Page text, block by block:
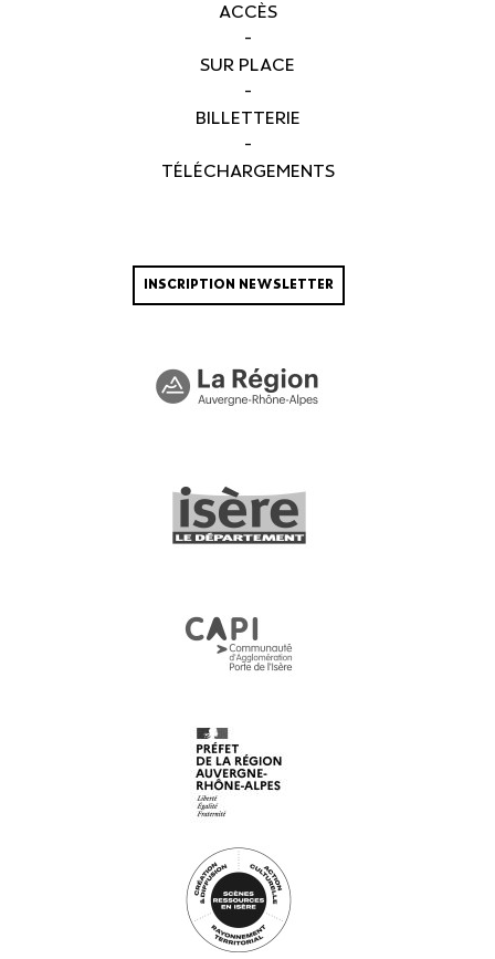
ACCÈS
-
SUR PLACE
-
BILLETTERIE
-
TÉLÉCHARGEMENTS
INSCRIPTION NEWSLETTER